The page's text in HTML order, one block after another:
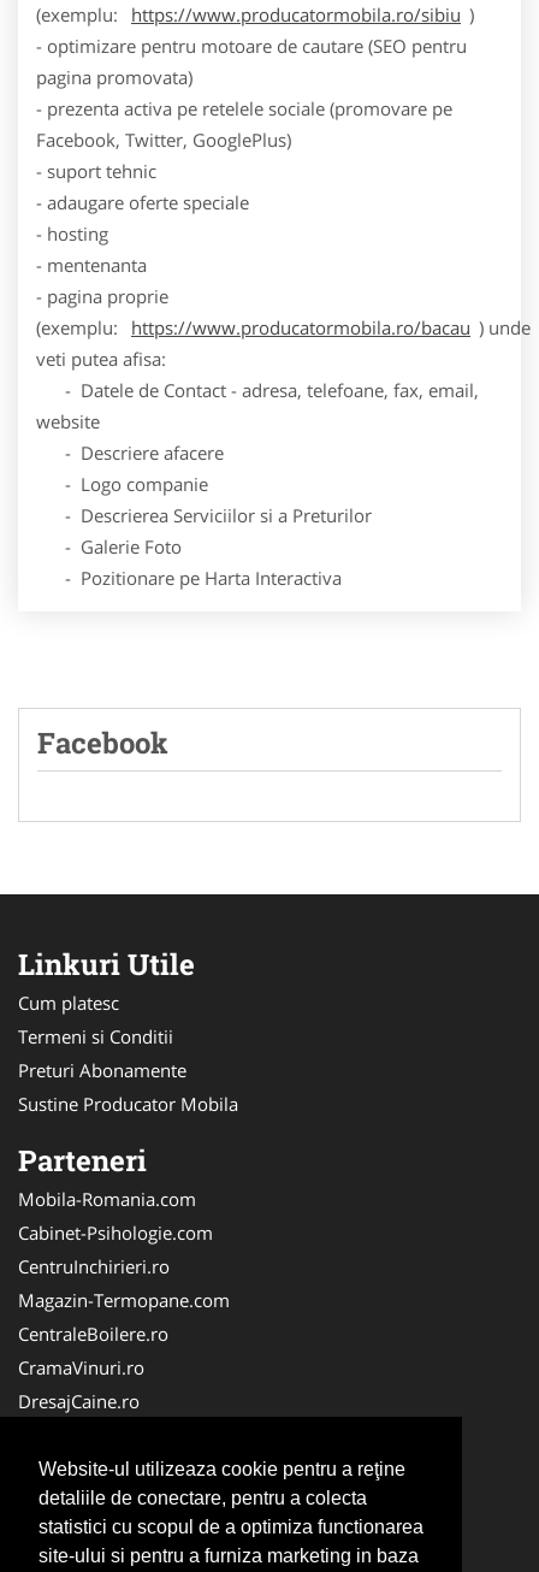
Website-ul utilizeaza cookie pentru a reţine
detaliile de conectare, pentru a colecta
statistici cu scopul de a optimiza functionarea
site-ului si pentru a furniza marketing in baza
(exemplu:
https://www.producatormobila.ro/sibiu )
- optimizare pentru motoare de cautare (SEO pentru
pagina promovata)
- prezenta activa pe retelele sociale (promovare pe
Facebook, Twitter, GooglePlus)
- suport tehnic
- adaugare oferte speciale
- hosting
- mentenanta
- pagina proprie
(exemplu:
https://www.producatormobila.ro/bacau ) unde
veti putea afisa:
- Datele de Contact - adresa, telefoane, fax, email,
website
- Descriere afacere
- Logo companie
- Descrierea Serviciilor si a Preturilor
- Galerie Foto
- Pozitionare pe Harta Interactiva
Facebook
Linkuri Utile
Cum platesc
Termeni si Conditii
Preturi Abonamente
Sustine Producator Mobila
Parteneri
Mobila-Romania.com
Cabinet-Psihologie.com
CentruInchirieri.ro
Magazin-Termopane.com
CentraleBoilere.ro
CramaVinuri.ro
DresajCaine.ro
Alpinist-Utilitar.com
Birouri-Cadastru.ro
FirmaTractariAuto.ro